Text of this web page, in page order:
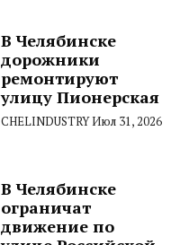
В Челябинске
дорожники
ремонтируют
улицу Пионерская
CHELINDUSTRYИюл 31, 2026
В Челябинске
ограничат
движение по